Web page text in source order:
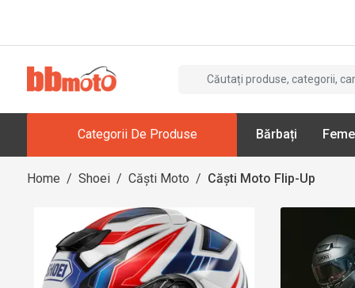
Categorii De Produse Bărbați
Home / Shoei / Căști Moto / Căști Moto Flip-Up